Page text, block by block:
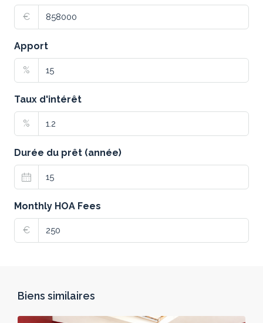
€
Apport
%
Taux d'intérêt
%
Durée du prêt (année)
Monthly HOA Fees
€
Biens similaires